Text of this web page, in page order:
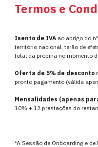
Termos e
Isento de IVA ao abrigo do
território nacional, terão de
total da propina no momento
Oferta de 5% de desconto
pronto pagamento (válida
Mensalidades (apenas
10% + 12 prestações do
*A Sessão de Onboarding e